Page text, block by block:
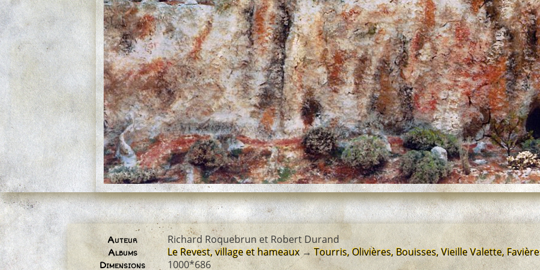
Auteur Richard Roquebrun et Robert Durand
Albums Le Revest, village et hameaux→Tourris, Olivières, Bouisses, Vieille Valette,
Dimensions 1000*686